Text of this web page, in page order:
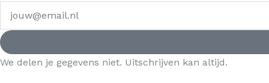
We delen je gegevens niet. Uitschrijven kan altijd.